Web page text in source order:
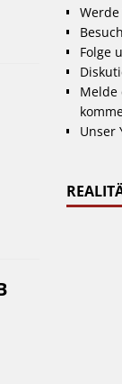
Folge
Melde
Unser